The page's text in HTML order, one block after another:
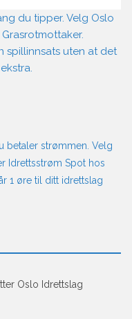
du tipper. Velg Oslo
spillinnsats uten at det
betaler strømmen. Velg
Idrettsstrøm Spot hos
1 øre til ditt idrettslag
Oslo Idrettslag